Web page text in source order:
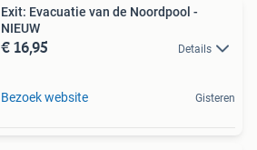
Exit: Evacuatie van de Noordpool -
NIEUW
€ 16,95 Details
Bezoek website Gisteren